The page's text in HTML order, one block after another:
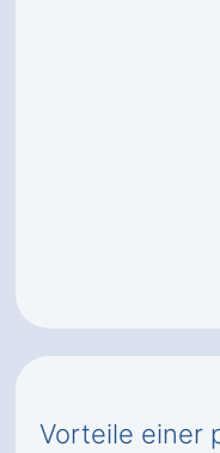
Vorteile einer